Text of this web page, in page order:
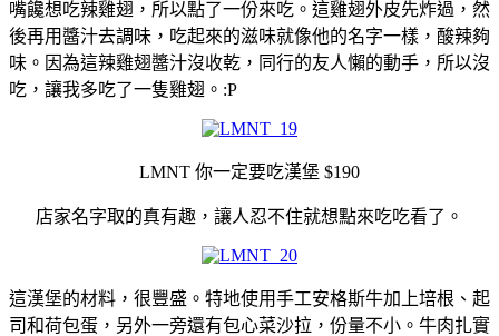
嘴饞想吃辣雞翅，所以點了一份來吃。這雞翅外皮先炸過，然
後再用醬汁去調味，吃起來的滋味就像他的名字一樣，酸辣夠
味。因為這辣雞翅醬汁沒收乾，同行的友人懶的動手，所以沒
吃，讓我多吃了一隻雞翅。:P
LMNT 你一定要吃漢堡 $190
店家名字取的真有趣，讓人忍不住就想點來吃吃看了。
這漢堡的材料，很豐盛。特地使用手工安格斯牛加上培根、起
司和荷包蛋，另外一旁還有包心菜沙拉，份量不小。牛肉扎實